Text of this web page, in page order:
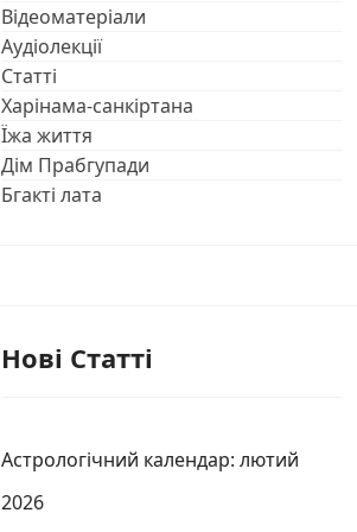
Відеоматеріали
Аудіолекції
Статті
Харінама-санкіртана
Їжа життя
Дім Прабгупади
Бгакті лата
Нові Статті
Астрологічний календар: лютий
2026